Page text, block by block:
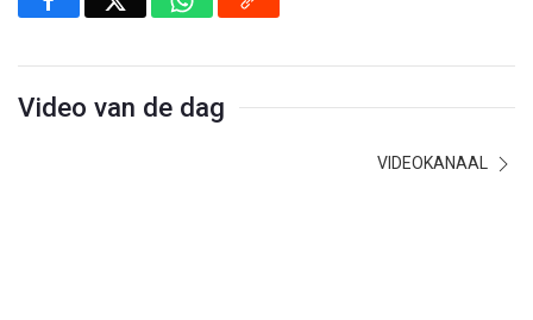
Video van de dag
VIDEOKANAAL